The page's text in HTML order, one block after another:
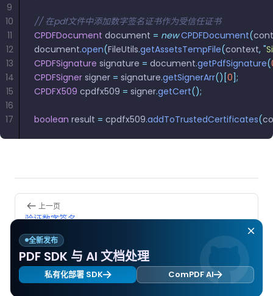
免费试用: 立即获取您的 30 天免费试用许可证。
C++ 指
南
PHP 指
南
指南
Ruby 指
南
Go 指南
Native 指
南
全新发布
PDF SDK 与 AI 文档处理
私有化部署 SDK ComPDF AI
// 在pdf文件中添加数字签名证书作为受信任证书
CPDFDocument document = new CPDFDocument(
document.open(FileUtils.getAssetsTempFile(context, "
CPDFSignature signature = document.getPdfSignature(
CPDFSigner signer = signature.getSignerArr()[0 ];
CPDFX509 cpdfx509 = signer.getCert();
boolean result = cpdfx509.addToTrustedCertificates(
9
10
11
12
13
14
15
16
17
Pager上一页
验证数字签名
删除数字签名